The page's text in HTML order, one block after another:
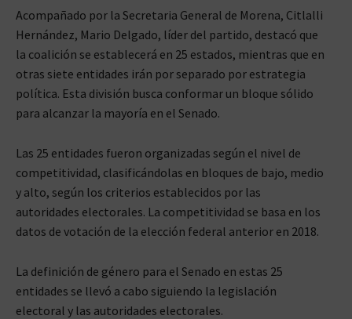
Acompañado por la Secretaria General de Morena, Citlalli
Hernández, Mario Delgado, líder del partido, destacó que
la coalición se establecerá en 25 estados, mientras que en
otras siete entidades irán por separado por estrategia
política. Esta división busca conformar un bloque sólido
para alcanzar la mayoría en el Senado.
Las 25 entidades fueron organizadas según el nivel de
competitividad, clasificándolas en bloques de bajo, medio
y alto, según los criterios establecidos por las
autoridades electorales. La competitividad se basa en los
datos de votación de la elección federal anterior en 2018.
La definición de género para el Senado en estas 25
entidades se llevó a cabo siguiendo la legislación
electoral y las autoridades electorales.